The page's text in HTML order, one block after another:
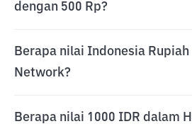
dengan 500 Rp?
Berapa nilai Indonesia
Network?
Berapa nilai 1000 IDR dalam